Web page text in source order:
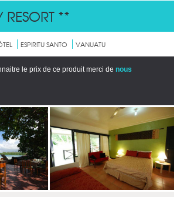
RESORT **
ESPIRITU SANTO VANUATU
le prix de ce produit merci de nous